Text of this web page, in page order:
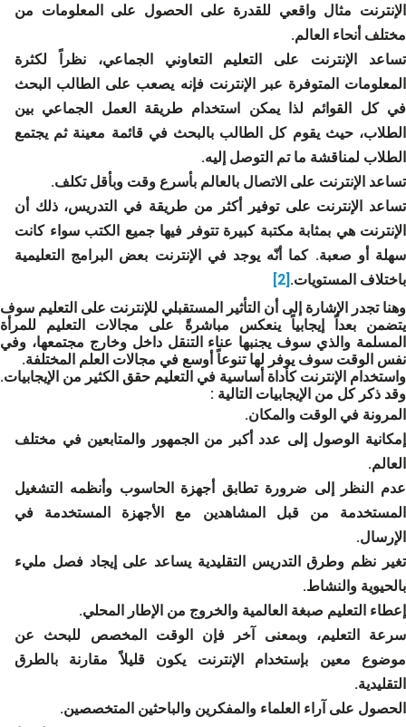
الإنترنت مثال واقعي للقدرة على الحصول على المعلومات من
مختلف أنحاء العالم.
تساعد الإنترنت على التعليم التعاوني الجماعي، نظراً لكثرة
المعلومات المتوفرة عبر الإنترنت فإنه يصعب على الطالب البحث
في كل القوائم لذا يمكن استخدام طريقة العمل الجماعي بين
الطلاب، حيث يقوم كل الطالب بالبحث في قائمة معينة ثم يجتمع
الطلاب لمناقشة ما تم التوصل إليه.
تساعد الإنترنت على الاتصال بالعالم بأسرع وقت وبأقل تكلف.
تساعد الإنترنت على توفير أكثر من طريقة في التدريس، ذلك أن
الإنترنت هي بمثابة مكتبة كبيرة تتوفر فيها جميع الكتب سواء كانت
سهلة أو صعبة. كما أنّه يوجد في الإنترنت بعض البرامج التعليمية
باختلاف المستويات.
وهنا تجدر الإشارة إلى أن التأثير المستقبلي للإنترنت على التعليم سوف
يتضمن بعداً إيجابياً ينعكس مباشرةً على مجالات التعليم للمرأة
المسلمة والذي سوف يجنبها عناء التنقل داخل وخارج مجتمعها، وفي
نفس الوقت سوف يوفر لها تنوعاً أوسع في مجالات العلم المختلفة.
واستخدام الإنترنت كأداة أساسية في التعليم حقق الكثير من الإيجابيات.
وقد ذكر كل من الإيجابيات التالية :
المرونة في الوقت والمكان.
إمكانية الوصول إلى عدد أكبر من الجمهور والمتابعين في مختلف
العالم.
عدم النظر إلى ضرورة تطابق أجهزة الحاسوب وأنظمه التشغيل
المستخدمة من قبل المشاهدين مع الأجهزة المستخدمة في
الإرسال.
تغير نظم وطرق التدريس التقليدية يساعد على إيجاد فصل مليء
بالحيوية والنشاط.
إعطاء التعليم صبغة العالمية والخروج من الإطار المحلي.
سرعة التعليم، وبمعنى آخر فإن الوقت المخصص للبحث عن
موضوع معين بإستخدام الإنترنت يكون قليلاً مقارنة بالطرق
التقليدية.
الحصول على آراء العلماء والمفكرين والباحثين المتخصصين.